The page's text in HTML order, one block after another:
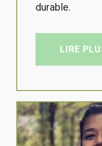
durable.
LIRE